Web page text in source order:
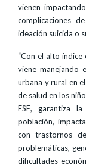
vienen
complicaciones
ideación suicida o
“Con el alto índice
viene manejando
urbana y rural en
de salud en los
ESE, garantiza
población,
con trastornos
problemáticas,
dificultades